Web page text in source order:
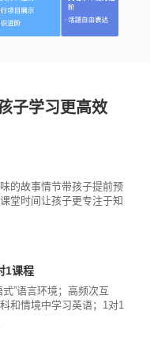
子学习更高效
的故事情节带孩子提前预
堂时间让孩子更专注于知
1课程
”语言环境；高频次互
和情境中学习英语；1对1